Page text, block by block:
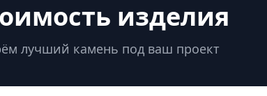
изделия
лучший камень под ваш проект